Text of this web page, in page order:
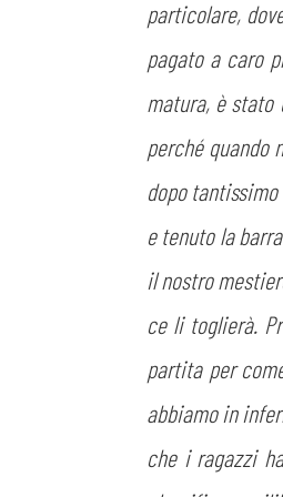
particolare,
pagato a caro
matura, è stato
perché quando
dopo
e tenuto la
il nostro
ce li toglierà.
partita per
abbiamo in
che i ragazzi